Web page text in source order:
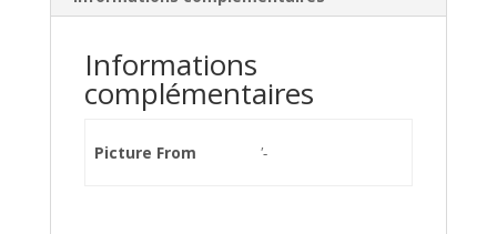
Informations
complémentaires
Picture From '-